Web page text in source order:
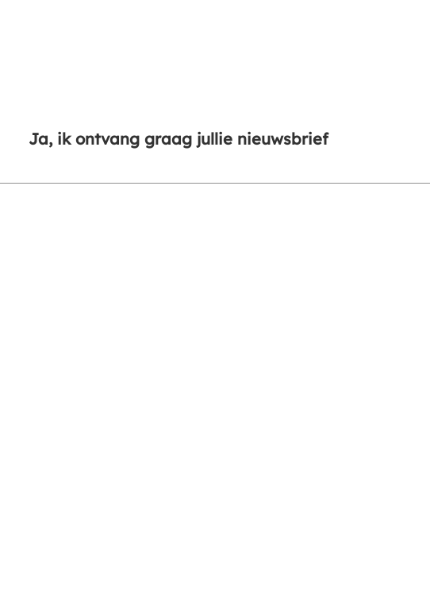
Ja, ik ontvang graag jullie nieuwsbrief